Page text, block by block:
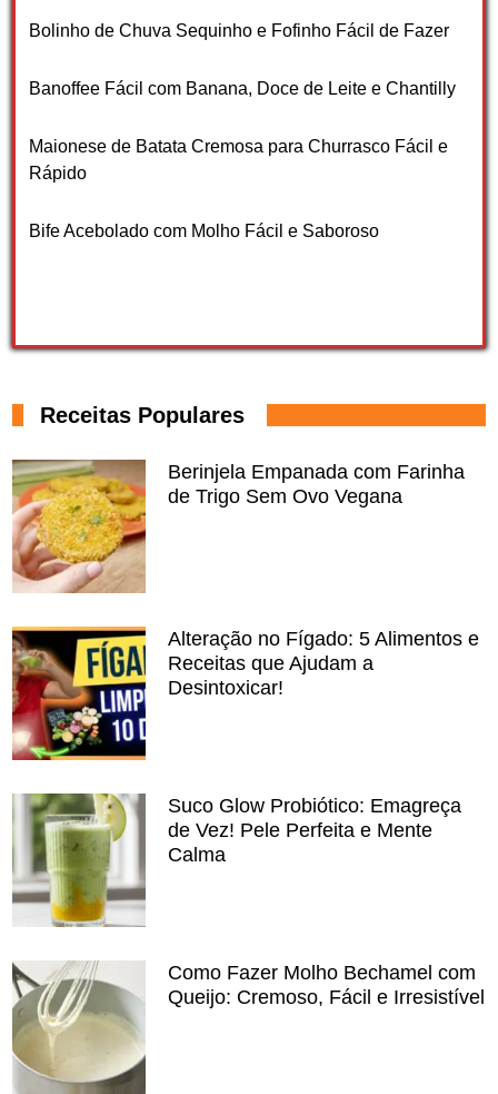
Bolinho de Chuva Sequinho e Fofinho Fácil de Fazer
Banoffee Fácil com Banana, Doce de Leite e Chantilly
Maionese de Batata Cremosa para Churrasco Fácil e
Rápido
Bife Acebolado com Molho Fácil e Saboroso
Receitas Populares
Berinjela Empanada com Farinha
de Trigo Sem Ovo Vegana
Alteração no Fígado: 5 Alimentos e
Receitas que Ajudam a
Desintoxicar!
Suco Glow Probiótico: Emagreça
de Vez! Pele Perfeita e Mente
Calma
Como Fazer Molho Bechamel com
Queijo: Cremoso, Fácil e Irresistível